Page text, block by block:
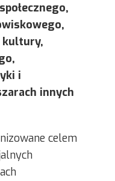
kultury,
i
innych
celem